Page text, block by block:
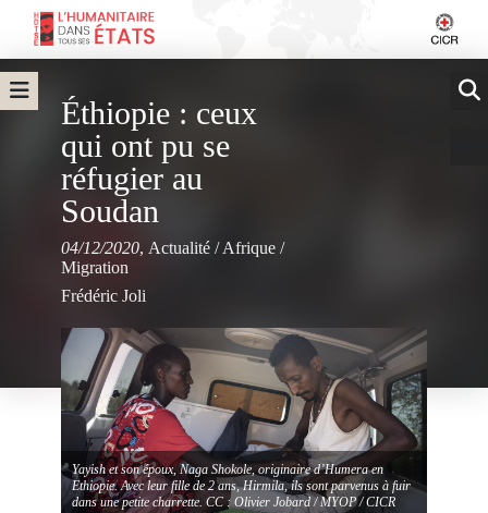
Éthiopie : ceux
qui ont pu se
réfugier au
Soudan
04/12/2020, Actualité /Afrique /
Migration
Frédéric Joli
Yayish et son époux, Naga Shokole, originaire d’Humera en
Ethiopie. Avec leur fille de 2 ans, Hirmila, ils sont parvenus à fuir
dans une petite charrette. CC : Olivier Jobard / MYOP / CICR